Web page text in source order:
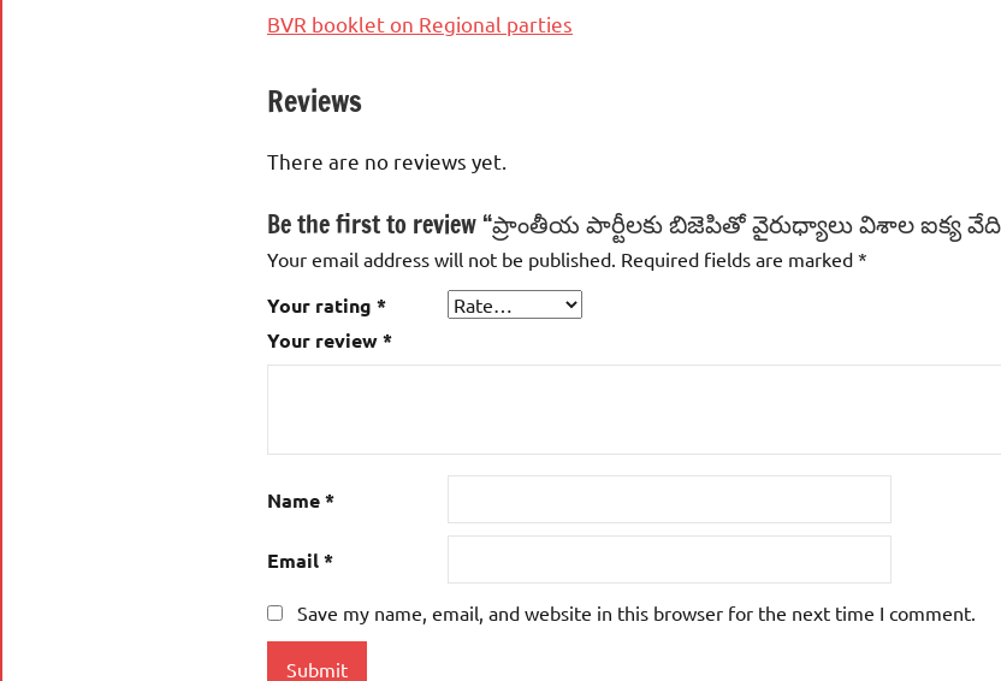
BVR booklet on Regional parties
Reviews
There are no reviews yet.
Be the first to review “ప్రాంతీయ పార్టీలకు బిజెపితో వైరుధ్యాలు విశాల ఐక్య
Your email address will not be published. Required fields are marked *
Your rating *
Your review*
Name*
Email*
Save my name, email, and website in this browser for the next time I comment.